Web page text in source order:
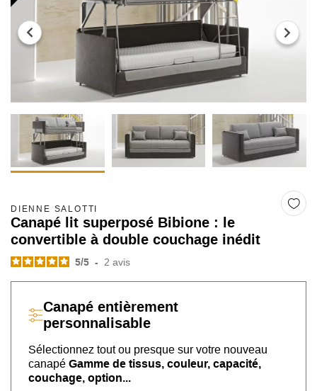
DIENNE SALOTTI
Canapé lit superposé Bibione : le
convertible à double couchage inédit
5/5 - 2 avis
Canapé entièrement
personnalisable
Sélectionnez tout ou presque sur votre nouveau
canapé Gamme de tissus, couleur, capacité,
couchage, option...